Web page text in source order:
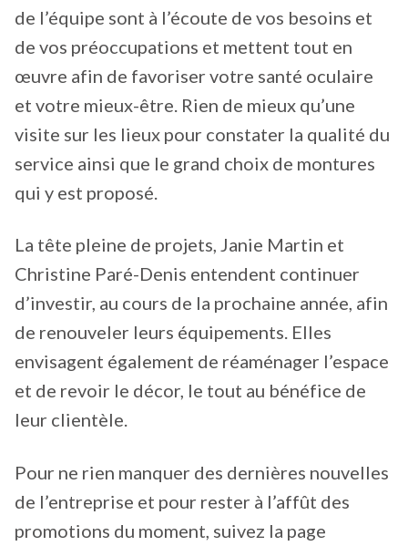
de l’équipe sont à l’écoute de vos besoins et
de vos préoccupations et mettent tout en
œuvre afin de favoriser votre santé oculaire
et votre mieux-être. Rien de mieux qu’une
visite sur les lieux pour constater la qualité du
service ainsi que le grand choix de montures
qui y est proposé.
La tête pleine de projets, Janie Martin et
Christine Paré-Denis entendent continuer
d’investir, au cours de la prochaine année, afin
de renouveler leurs équipements. Elles
envisagent également de réaménager l’espace
et de revoir le décor, le tout au bénéfice de
leur clientèle.
Pour ne rien manquer des dernières nouvelles
de l’entreprise et pour rester à l’affût des
promotions du moment, suivez la page